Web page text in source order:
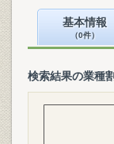
基本情報
（0件）
検索結果の業種